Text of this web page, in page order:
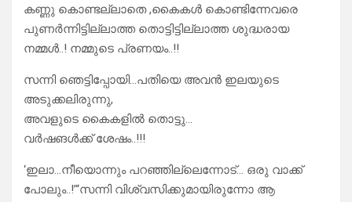
കണ്ണു കൊണ്ടല്ലാതെ ,കൈകൾ കൊണ്ടിന്നേവരെ
പുണർന്നിട്ടില്ലാത്ത തൊട്ടിട്ടില്ലാത്ത ശുദ്ധരായ
നമ്മൾ..! നമ്മുടെ പ്രണയം..!!
സന്നി ഞെട്ടിപ്പോയി…പതിയെ അവൻ ഇലയുടെ
അടുക്കലിരുന്നു,
അവളുടെ കൈകളിൽ തൊട്ടു…
വർഷങൾക്ക് ശേഷം..!!!
‘ഇലാ…നീയൊന്നും പറഞ്ഞില്ലെന്നോട്… ഒരു വാക്ക്
പോലും..!’“സന്നി വിശ്വസിക്കുമായിരുന്നോ ആ